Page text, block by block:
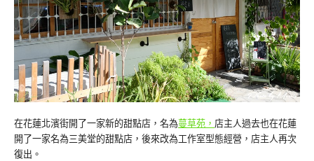
在花蓮北濱街開了一家新的甜點店，名為蔓草苑， 店主人過去也在花蓮
開了一家名為三美堂的甜點店，後來改為工作室型態經營，店主人再次
復出。